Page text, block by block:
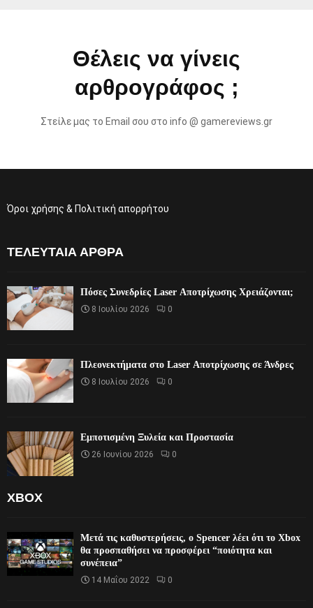
Θέλεις να γίνεις
αρθρογράφος ;
Στείλε μας το Email σου στο info @ gamereviews.gr
Όροι χρήσης & Πολιτική απορρήτου
ΤΕΛΕΥΤΑΊΑ ΆΡΘΡΑ
Πόσες Συνεδρίες Laser Αποτρίχωσης Χρειάζονται;
8 Ιουλίου 2026 0
Πλεονεκτήματα στο Laser Αποτρίχωσης σε Άνδρες
8 Ιουλίου 2026 0
Εμποτισμένη Ξυλεία και Προστασία
26 Ιουνίου 2026 0
XBOX
Μετά τις καθυστερήσεις, ο Spencer λέει ότι το Xbox
θα προσπαθήσει να προσφέρει “ποιότητα και
συνέπεια”
14 Μαΐου 2022 0